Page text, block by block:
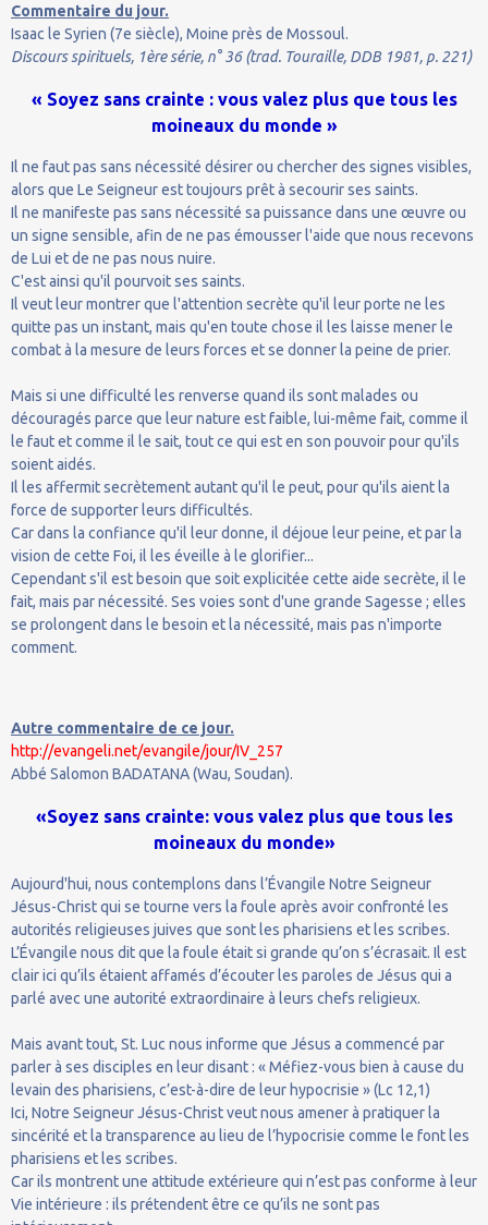
Commentaire du jour.
Isaac le Syrien (7e siècle), Moine près de Mossoul.
Discours spirituels, 1ère série, n° 36 (trad. Touraille, DDB 1981, p. 221)
« Soyez sans crainte : vous valez plus que tous les
moineaux du monde »
Il ne faut pas sans nécessité désirer ou chercher des signes visibles,
alors que Le Seigneur est toujours prêt à secourir ses saints.
Il ne manifeste pas sans nécessité sa puissance dans une œuvre ou
un signe sensible, afin de ne pas émousser l'aide que nous recevons
de Lui et de ne pas nous nuire.
C'est ainsi qu'il pourvoit ses saints.
Il veut leur montrer que l'attention secrète qu'il leur porte ne les
quitte pas un instant, mais qu'en toute chose il les laisse mener le
combat à la mesure de leurs forces et se donner la peine de prier.
Mais si une difficulté les renverse quand ils sont malades ou
découragés parce que leur nature est faible, lui-même fait, comme il
le faut et comme il le sait, tout ce qui est en son pouvoir pour qu'ils
soient aidés.
Il les affermit secrètement autant qu'il le peut, pour qu'ils aient la
force de supporter leurs difficultés.
Car dans la confiance qu'il leur donne, il déjoue leur peine, et par la
vision de cette Foi, il les éveille à le glorifier...
Cependant s'il est besoin que soit explicitée cette aide secrète, il le
fait, mais par nécessité. Ses voies sont d'une grande Sagesse ; elles
se prolongent dans le besoin et la nécessité, mais pas n'importe
comment.
Autre commentaire de ce jour.
http://evangeli.net/evangile/jour/IV_257
Abbé Salomon BADATANA (Wau, Soudan).
«Soyez sans crainte: vous valez plus que tous les
moineaux du monde»
Aujourd'hui, nous contemplons dans l’Évangile Notre Seigneur
Jésus-Christ qui se tourne vers la foule après avoir confronté les
autorités religieuses juives que sont les pharisiens et les scribes.
L’Évangile nous dit que la foule était si grande qu’on s’écrasait. Il est
clair ici qu’ils étaient affamés d’écouter les paroles de Jésus qui a
parlé avec une autorité extraordinaire à leurs chefs religieux.
Mais avant tout, St. Luc nous informe que Jésus a commencé par
parler à ses disciples en leur disant : « Méfiez-vous bien à cause du
levain des pharisiens, c’est-à-dire de leur hypocrisie » (Lc 12,1)
Ici, Notre Seigneur Jésus-Christ veut nous amener à pratiquer la
sincérité et la transparence au lieu de l’hypocrisie comme le font les
pharisiens et les scribes.
Car ils montrent une attitude extérieure qui n’est pas conforme à leur
Vie intérieure : ils prétendent être ce qu’ils ne sont pas